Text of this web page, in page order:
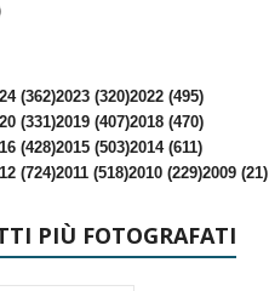
(362)2023 (320)2022 (495)
(331)2019 (407)2018 (470)
(428)2015 (503)2014 (611)
(724)2011 (518)2010 (229)2009 (21)
PIÙ FOTOGRAFATI